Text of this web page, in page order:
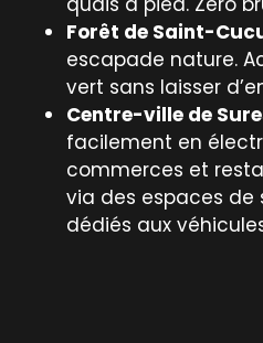
Forêt de Saint-
escapade nature.
vert sans laisser
Centre-ville de
facilement en
commerces et
via des espaces
dédiés aux